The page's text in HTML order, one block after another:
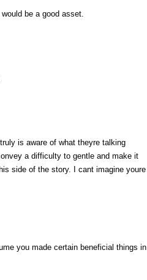
be a good asset.
is aware of what theyre talking
a difficulty to gentle and make it
side of the story. I cant imagine youre
you made certain beneficial things in